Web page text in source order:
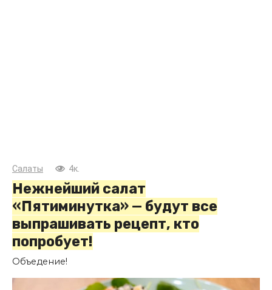
Салаты 4к.
Нежнейший салат
«Пятиминутка» — будут все
выпрашивать рецепт, кто
попробует!
Объедение!